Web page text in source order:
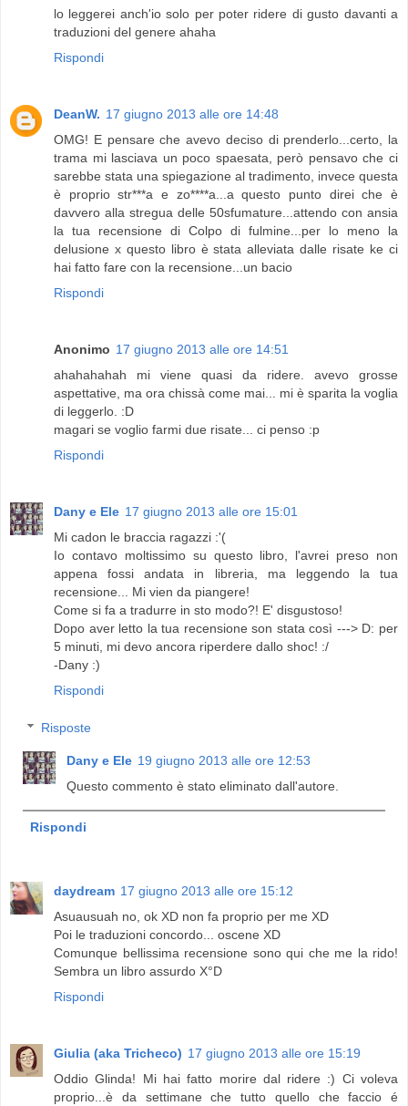
lo leggerei anch'io solo per poter ridere di gusto davanti a
traduzioni del genere ahaha
Rispondi
DeanW. 17 giugno 2013 alle ore 14:48
OMG! E pensare che avevo deciso di prenderlo...certo, la
trama mi lasciava un poco spaesata, però pensavo che ci
sarebbe stata una spiegazione al tradimento, invece questa
è proprio str***a e zo****a...a questo punto direi che è
davvero alla stregua delle 50sfumature...attendo con ansia
la tua recensione di Colpo di fulmine...per lo meno la
delusione x questo libro è stata alleviata dalle risate ke ci
hai fatto fare con la recensione...un bacio
Rispondi
Anonimo 17 giugno 2013 alle ore 14:51
ahahahahah mi viene quasi da ridere. avevo grosse
aspettative, ma ora chissà come mai... mi è sparita la voglia
di leggerlo. :D
magari se voglio farmi due risate... ci penso :p
Rispondi
Dany e Ele 17 giugno 2013 alle ore 15:01
Mi cadon le braccia ragazzi :'(
Io contavo moltissimo su questo libro, l'avrei preso non
appena fossi andata in libreria, ma leggendo la tua
recensione... Mi vien da piangere!
Come si fa a tradurre in sto modo?! E' disgustoso!
Dopo aver letto la tua recensione son stata così ---> D: per
5 minuti, mi devo ancora riperdere dallo shoc! :/
-Dany :)
Rispondi
Risposte
Dany e Ele 19 giugno 2013 alle ore 12:53
Questo commento è stato eliminato dall'autore.
Rispondi
daydream 17 giugno 2013 alle ore 15:12
Asuausuah no, ok XD non fa proprio per me XD
Poi le traduzioni concordo... oscene XD
Comunque bellissima recensione sono qui che me la rido!
Sembra un libro assurdo X°D
Rispondi
Giulia (aka Tricheco) 17 giugno 2013 alle ore 15:19
Oddio Glinda! Mi hai fatto morire dal ridere :) Ci voleva
proprio...è da settimane che tutto quello che faccio é